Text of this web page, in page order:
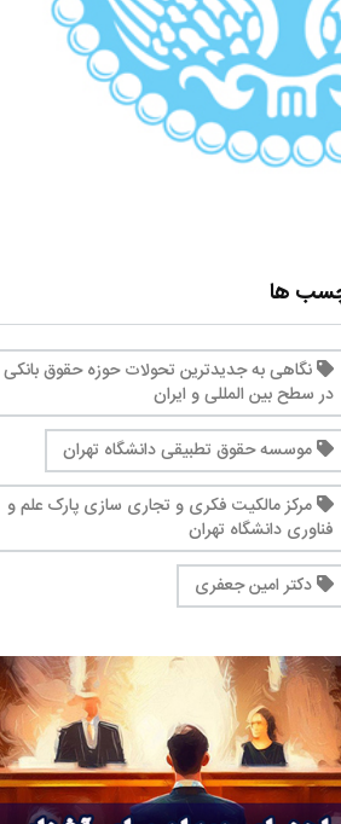
ها
نگاهی به جدیدترین تحولات حوزه حقوق بانکی
در سطح بین المللی و ایران
موسسه حقوق تطبیقی دانشگاه تهران
مرکز مالکیت فکری و تجاری سازی پارک علم و
فناوری دانشگاه تهران
دکتر امین جعفری